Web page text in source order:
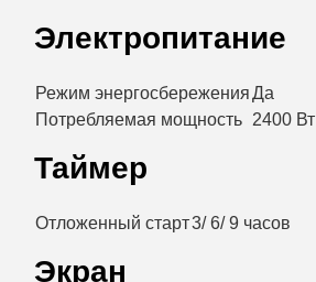
Электропитание
Режим энергосбереженияДа
Потребляемая мощность 2400 Вт
Таймер
Отложенный старт3/ 6/ 9 часов
Экран